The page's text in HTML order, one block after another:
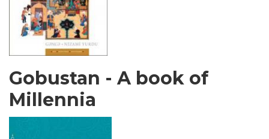
Gobustan - A book of
Millennia